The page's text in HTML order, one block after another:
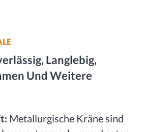
Langlebig,
Und Weitere
Metallurgische Kräne sind